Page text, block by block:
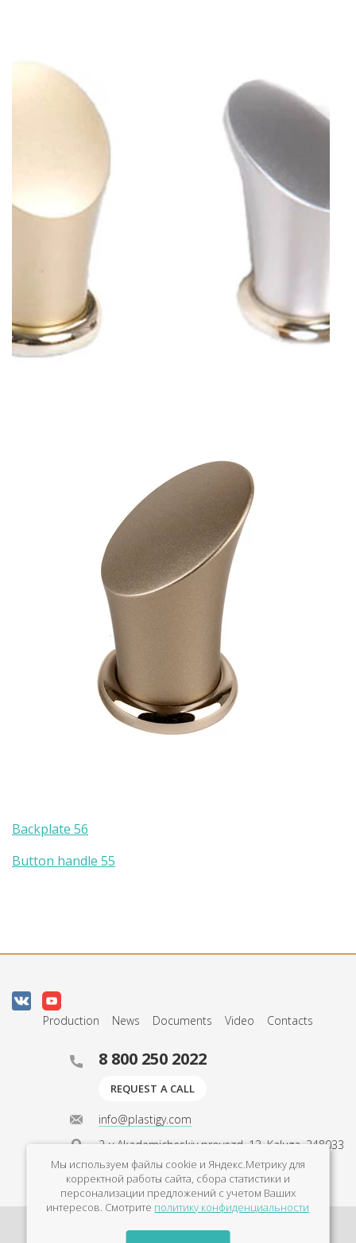
Backplate 56
Button handle 55
Production News Documents Video Contacts
8 800 250 2022
REQUEST A CALL
info@plastigy.com
2-y Akademicheskiy proyezd, 13, Kaluga, 248033
Mon - Fri 9am - 6pm
Мы используем файлы cookie и Яндекс.Метрику для
корректной работы сайта, сбора статистики и
персонализации предложений с учетом Ваших
интересов. Смотрите политику конфиденциальности